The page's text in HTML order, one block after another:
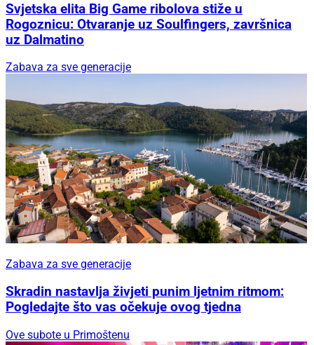
Svjetska elita Big Game ribolova stiže u
Rogoznicu: Otvaranje uz Soulfingers, završnica
uz Dalmatino
Zabava za sve generacije
Zabava za sve generacije
Skradin nastavlja živjeti punim ljetnim ritmom:
Pogledajte što vas očekuje ovog tjedna
Ove subote u Primoštenu